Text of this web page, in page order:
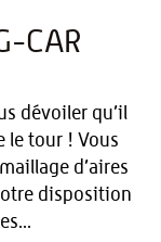
CAR
dévoiler qu’il
le tour ! Vous
d’aires
disposition